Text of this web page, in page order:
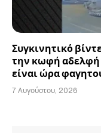
Συγκινητικό
την κωφή αδελφή
είναι ώρα
7 Αυγούστου, 2026